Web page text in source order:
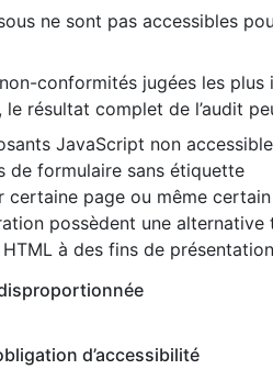
ne sont pas accessibles
conformités jugées les
le résultat complet de l’audit
JavaScript non
de formulaire sans étiquette
certaine page ou même
possèdent une alternative
à des fins de
d’accessibilité